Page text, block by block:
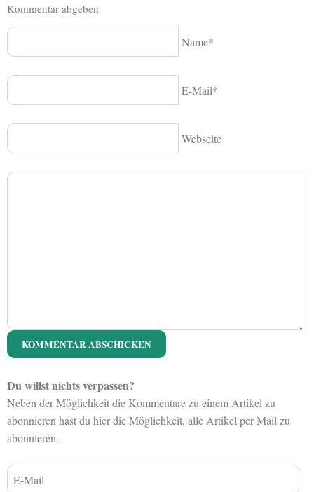
Kommentar abgeben
Name*
E-Mail*
Webseite
Du willst nichts verpassen?
Neben der Möglichkeit die Kommentare zu einem Artikel zu
abonnieren hast du hier die Möglichkeit, alle Artikel per Mail zu
abonnieren.